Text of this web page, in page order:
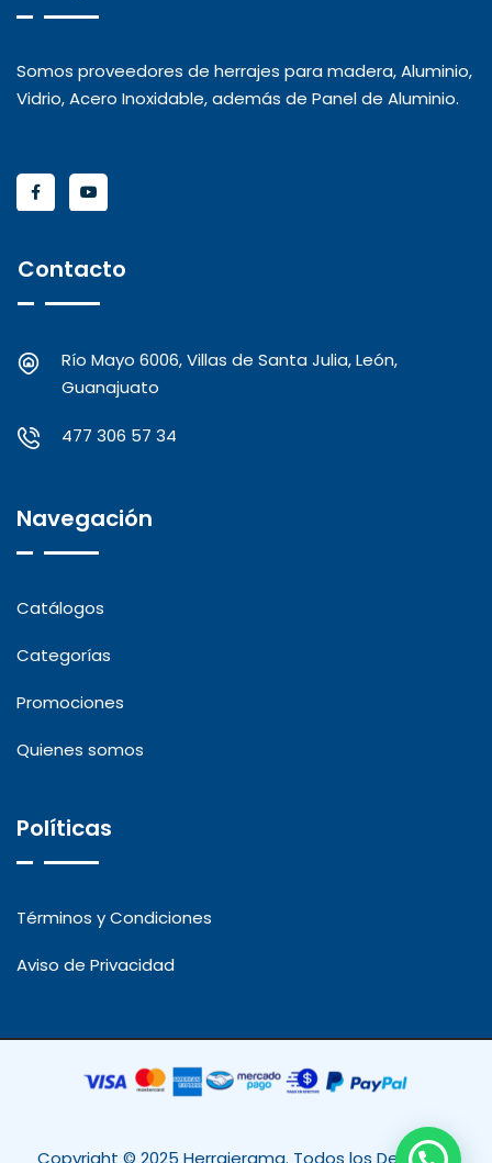
Somos proveedores de herrajes para madera, Aluminio,
Vidrio, Acero Inoxidable, además de Panel de Aluminio.
Contacto
Río Mayo 6006, Villas de Santa Julia, León,
Guanajuato
477 306 57 34
Navegación
Catálogos
Categorías
Promociones
Quienes somos
Políticas
Términos y Condiciones
Aviso de Privacidad
Copyright © 2025 Herrajerama. Todos los Derechos